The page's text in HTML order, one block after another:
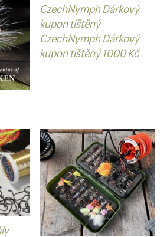
ideální dárek
Určitě bych
speciální
přesně
trefit se tak do
A přiznejme si,
a nepotřebného
knížkou